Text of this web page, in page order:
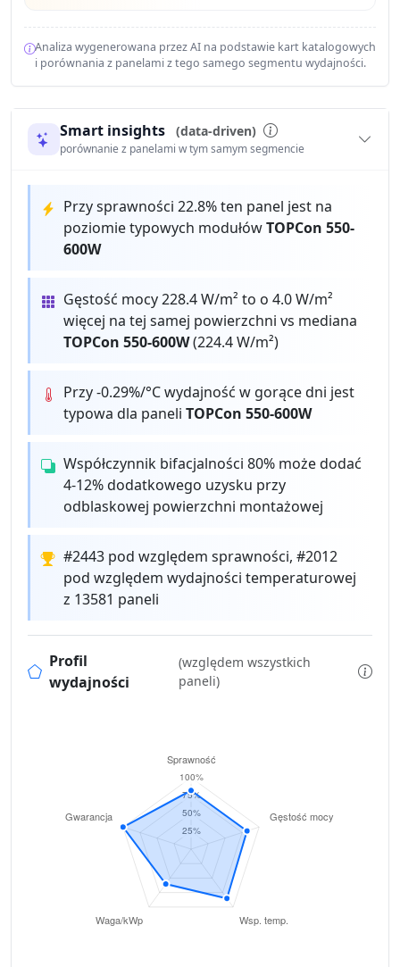
Analiza wygenerowana przez AI na podstawie kart katalogowych
i porównania z panelami z tego samego segmentu wydajności.
Smart insights (data-driven)
porównanie z panelami w tym samym segmencie
Przy sprawności 22.8% ten panel jest na
poziomie typowych modułówTOPCon 550-
600W
Gęstość mocy 228.4 W/m² to o 4.0 W/m²
więcej na tej samej powierzchni vs mediana
TOPCon 550-600W(224.4 W/m²)
Przy -0.29%/°C wydajność w gorące dni jest
typowa dla paneliTOPCon 550-600W
Współczynnik bifacjalności 80% może dodać
4-12% dodatkowego uzysku przy
odblaskowej powierzchni montażowej
#2443 pod względem sprawności, #2012
pod względem wydajności temperaturowej
z 13581 paneli
Profil
wydajności
(względem wszystkich
paneli)